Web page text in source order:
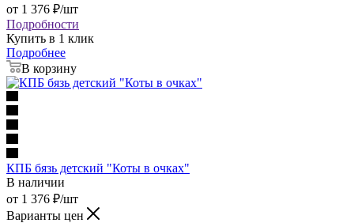
от 1 376 ₽/шт
Подробности
Купить в 1 клик
Подробнее
В корзину
КПБ бязь детский "Коты в очках"
В наличии
от 1 376 ₽/шт
Варианты цен